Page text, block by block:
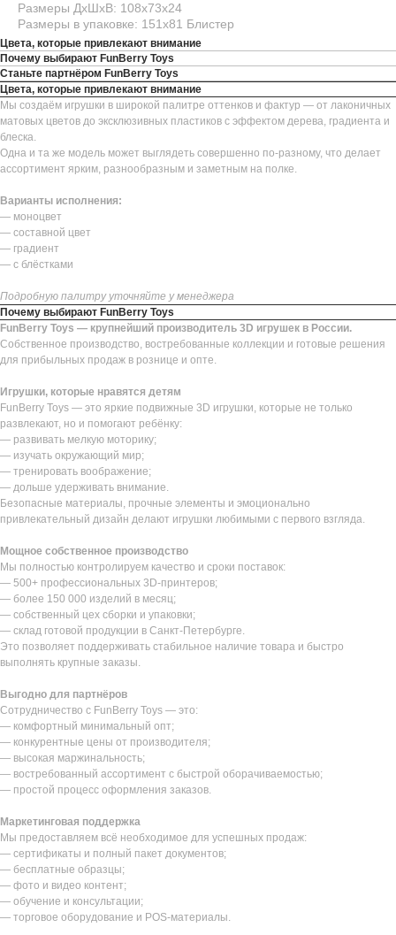
Размеры ДхШхВ: 108х73х24
Размеры в упаковке: 151х81 Блистер
Цвета, которые привлекают внимание
Почему выбирают FunBerry Toys
Станьте партнёром FunBerry Toys
Цвета, которые привлекают внимание
Мы создаём игрушки в широкой палитре оттенков и фактур — от лаконичных
матовых цветов до эксклюзивных пластиков с эффектом дерева, градиента и
блеска.
Одна и та же модель может выглядеть совершенно по-разному, что делает
ассортимент ярким, разнообразным и заметным на полке.
Варианты исполнения:
— моноцвет
— составной цвет
— градиент
— с блёстками
Подробную палитру уточняйте у менеджера
Почему выбирают FunBerry Toys
FunBerry Toys — крупнейший производитель 3D игрушек в России.
Собственное производство, востребованные коллекции и готовые решения
для прибыльных продаж в рознице и опте.
Игрушки, которые нравятся детям
FunBerry Toys — это яркие подвижные 3D игрушки, которые не только
развлекают, но и помогают ребёнку:
— развивать мелкую моторику;
— изучать окружающий мир;
— тренировать воображение;
— дольше удерживать внимание.
Безопасные материалы, прочные элементы и эмоционально
привлекательный дизайн делают игрушки любимыми с первого взгляда.
Мощное собственное производство
Мы полностью контролируем качество и сроки поставок:
— 500+ профессиональных 3D-принтеров;
— более 150 000 изделий в месяц;
— собственный цех сборки и упаковки;
— склад готовой продукции в Санкт-Петербурге.
Это позволяет поддерживать стабильное наличие товара и быстро
выполнять крупные заказы.
Выгодно для партнёров
Сотрудничество с FunBerry Toys — это:
— комфортный минимальный опт;
— конкурентные цены от производителя;
— высокая маржинальность;
— востребованный ассортимент с быстрой оборачиваемостью;
— простой процесс оформления заказов.
Маркетинговая поддержка
Мы предоставляем всё необходимое для успешных продаж:
— сертификаты и полный пакет документов;
— бесплатные образцы;
— фото и видео контент;
— обучение и консультации;
— торговое оборудование и POS-материалы.